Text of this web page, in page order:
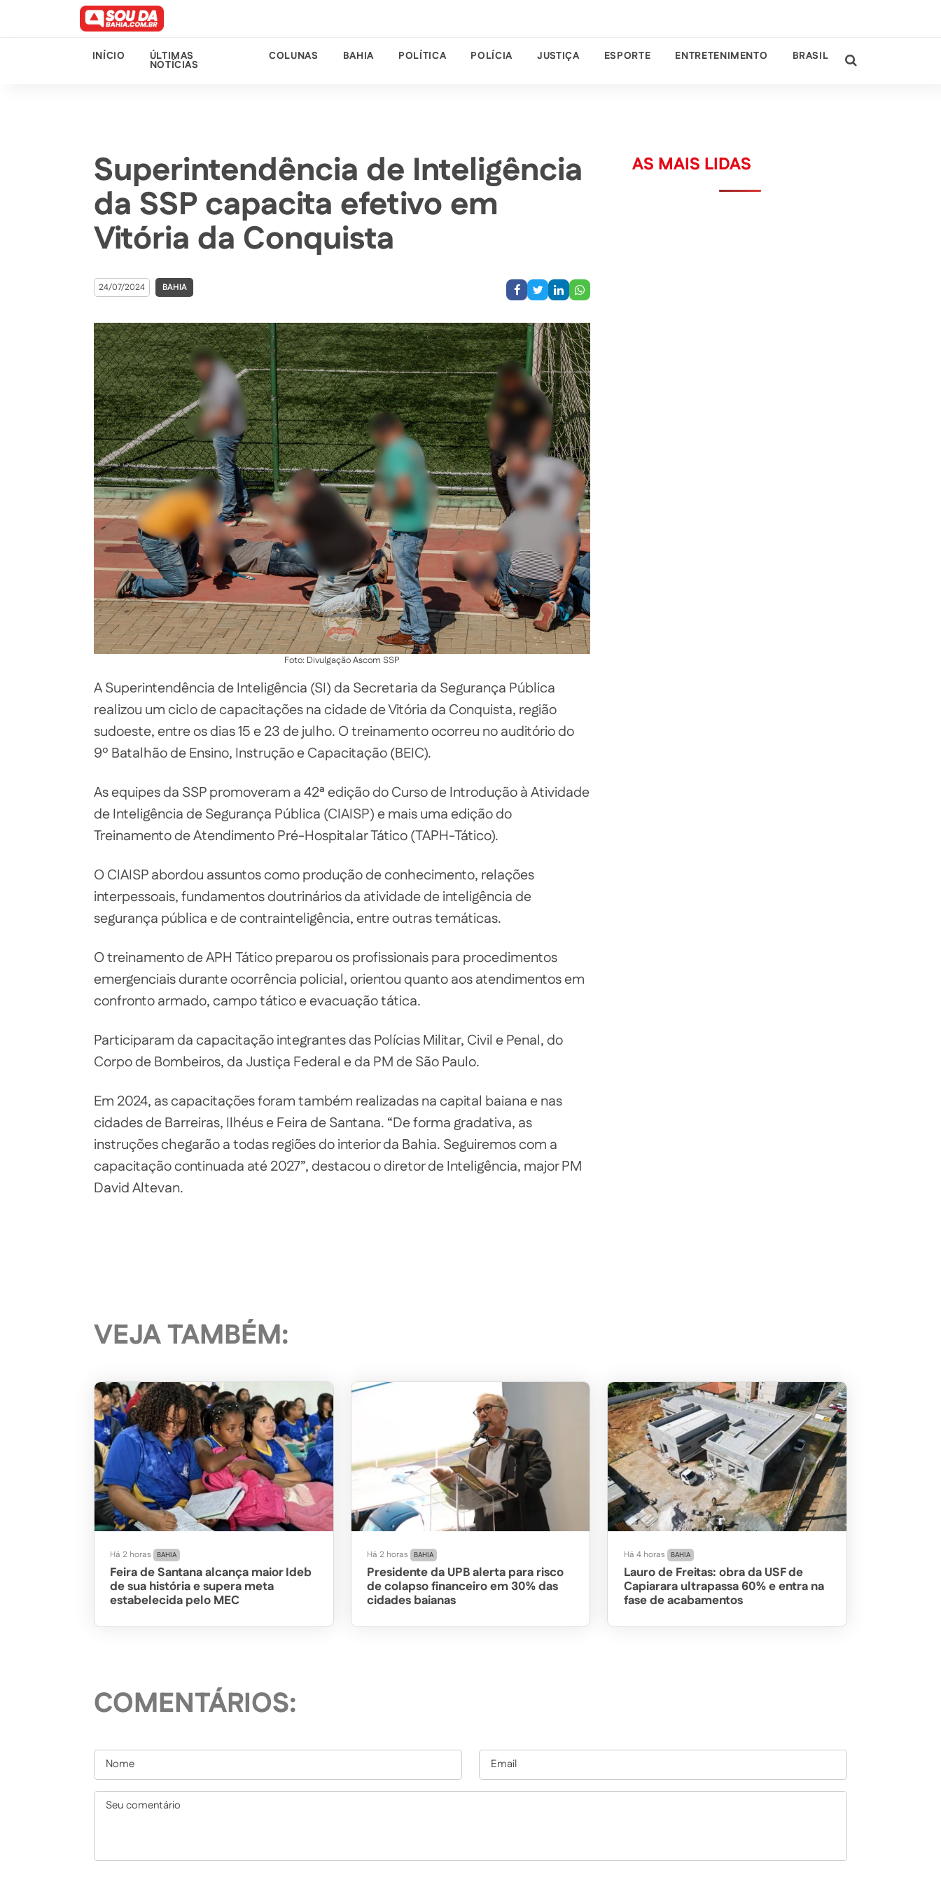
INÍCIO ÚLTIMAS
NOTÍCIAS
COLUNAS BAHIA POLÍTICA POLÍCIA JUSTIÇA ESPORTE ENTRETENIMENTO BRASIL
Superintendência de Inteligência
da SSP capacita efetivo em
Vitória da Conquista
24/07/2024 BAHIA
Foto: Divulgação Ascom SSP
A Superintendência de Inteligência (SI) da Secretaria da Segurança Pública
realizou um ciclo de capacitações na cidade de Vitória da Conquista, região
sudoeste, entre os dias 15 e 23 de julho. O treinamento ocorreu no auditório do
9º Batalhão de Ensino, Instrução e Capacitação (BEIC).
As equipes da SSP promoveram a 42ª edição do Curso de Introdução à Atividade
de Inteligência de Segurança Pública (CIAISP) e mais uma edição do
Treinamento de Atendimento Pré-Hospitalar Tático (TAPH-Tático).
O CIAISP abordou assuntos como produção de conhecimento, relações
interpessoais, fundamentos doutrinários da atividade de inteligência de
segurança pública e de contrainteligência, entre outras temáticas.
O treinamento de APH Tático preparou os profissionais para procedimentos
emergenciais durante ocorrência policial, orientou quanto aos atendimentos em
confronto armado, campo tático e evacuação tática.
Participaram da capacitação integrantes das Polícias Militar, Civil e Penal, do
Corpo de Bombeiros, da Justiça Federal e da PM de São Paulo.
Em 2024, as capacitações foram também realizadas na capital baiana e nas
cidades de Barreiras, Ilhéus e Feira de Santana. “De forma gradativa, as
instruções chegarão a todas regiões do interior da Bahia. Seguiremos com a
capacitação continuada até 2027”, destacou o diretor de Inteligência, major PM
David Altevan.
AS MAIS LIDAS
VEJA TAMBÉM:
Há 2 horas BAHIA
Feira de Santana alcança maior Ideb
de sua história e supera meta
estabelecida pelo MEC
Há 2 horas BAHIA
Presidente da UPB alerta para risco
de colapso financeiro em 30% das
cidades baianas
Há 4 horas BAHIA
Lauro de Freitas: obra da USF de
Capiarara ultrapassa 60% e entra na
fase de acabamentos
COMENTÁRIOS: